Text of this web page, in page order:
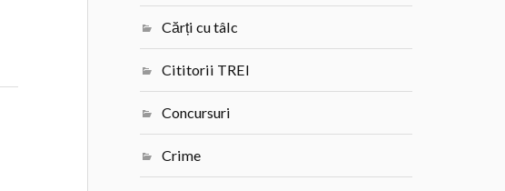
Cărți cu tâlc
Cititorii TREI
Concursuri
Crime